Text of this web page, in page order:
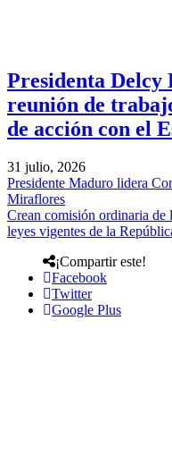
Presidenta
reunión de
de acción con el
31 julio, 2026
Presidente Maduro lidera
Miraflores
Crean comisión ordinaria
leyes vigentes de la
¡Compartir este!
Facebook
Twitter
Google Plus